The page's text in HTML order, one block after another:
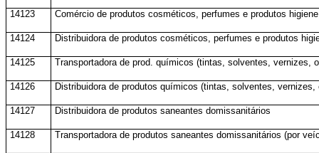
14123 Comércio de produtos cosméticos, perfumes e produtos
14124 Distribuidora de produtos cosméticos, perfumes e produtos
14125 Transportadora de prod. químicos (tintas, solventes, vernizes,
14126 Distribuidora de produtos químicos (tintas, solventes, vernizes,
14127 Distribuidora de produtos saneantes domissanitários
14128 Transportadora de produtos saneantes domissanitários (por